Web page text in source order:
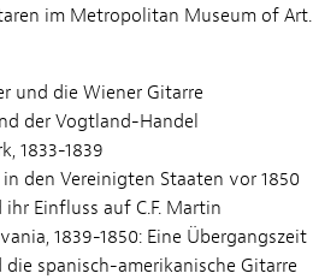
im Metropolitan Museum of Art.
und die Wiener Gitarre
der Vogtland-Handel
1833-1839
den Vereinigten Staaten vor 1850
Einfluss auf C.F. Martin
1839-1850: Eine Übergangszeit
spanisch-amerikanische Gitarre